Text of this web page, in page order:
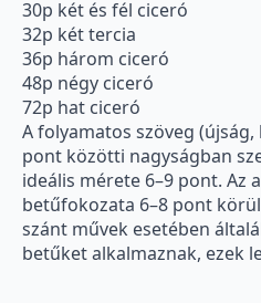
30p két és fél ciceró
32p két tercia
36p három ciceró
48p négy ciceró
72p hat ciceró
A folyamatos szöveg (újság,
pont közötti nagyságban
ideális mérete 6–9 pont. Az
betűfokozata 6–8 pont
szánt művek esetében
betűket alkalmaznak, ezek